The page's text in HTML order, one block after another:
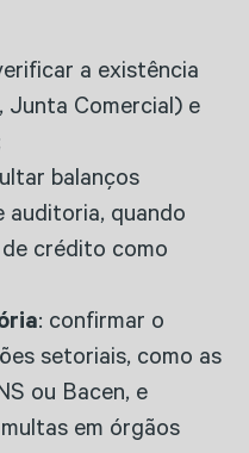
a existência
Junta Comercial) e
balanços
auditoria, quando
crédito como
: confirmar o
setoriais, como as
ou Bacen, e
em órgãos